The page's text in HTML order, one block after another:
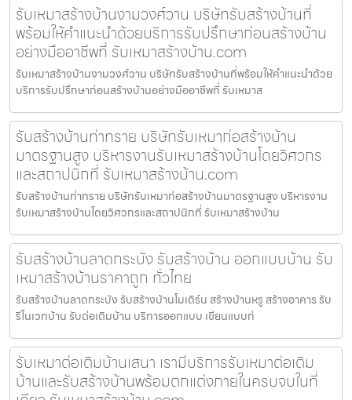
รับเหมาสร้างบ้านงามวงศ์วาน บริษัทรับสร้างบ้านที่
พร้อมให้คำแนะนำด้วยบริการรับปรึกษาก่อนสร้างบ้าน
อย่างมืออาชีพที่ รับเหมาสร้างบ้าน.com
รับเหมาสร้างบ้านงามวงศ์วาน บริษัทรับสร้างบ้านที่พร้อมให้คำแนะนำด้วย
บริการรับปรึกษาก่อนสร้างบ้านอย่างมืออาชีพที่ รับเหมาส
รับสร้างบ้านท่าทราย บริษัทรับเหมาก่อสร้างบ้าน
มาตรฐานสูง บริหารงานรับเหมาสร้างบ้านโดยวิศวกร
และสถาปนิกที่ รับเหมาสร้างบ้าน.com
รับสร้างบ้านท่าทราย บริษัทรับเหมาก่อสร้างบ้านมาตรฐานสูง บริหารงาน
รับเหมาสร้างบ้านโดยวิศวกรและสถาปนิกที่ รับเหมาสร้างบ้าน
รับสร้างบ้านลาดกระบัง รับสร้างบ้าน ออกแบบบ้าน รับ
เหมาสร้างบ้านราคาถูก ทั่วไทย
รับสร้างบ้านลาดกระบัง รับสร้างบ้านโมเดิร์น สร้างบ้านหรู สร้างอาคาร รับ
รีโนเวทบ้าน รับต่อเติมบ้าน บริการออกแบบ เขียนแบบก่
รับเหมาต่อเติมบ้านเสนา เรามีบริการรับเหมาต่อเติม
บ้านและรับสร้างบ้านพร้อมตกแต่งภายในครบจบในที่